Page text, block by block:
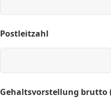
Postleitzahl
Gehaltsvorstellung brutto